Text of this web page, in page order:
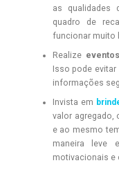
as qualidades
quadro de
funcionar muito
Realize
Isso pode
informações
Invista em
valor agregado,
e ao mesmo
maneira leve
motivacionais e